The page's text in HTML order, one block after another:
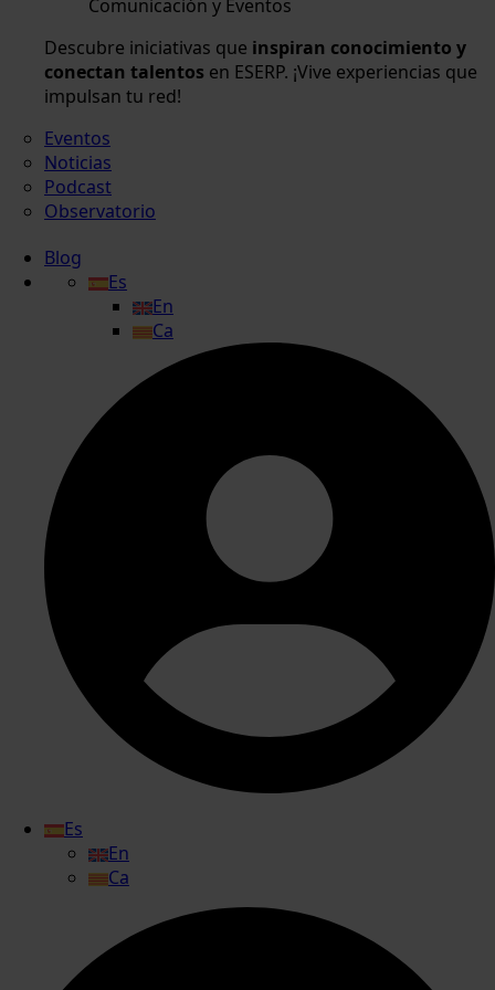
Comunicación y Eventos
Descubre iniciativas que inspiran conocimiento y
conectan talentos en ESERP. ¡Vive experiencias que
impulsan tu red!
Eventos
Noticias
Podcast
Observatorio
Blog
Es
En
Ca
Es
En
Ca